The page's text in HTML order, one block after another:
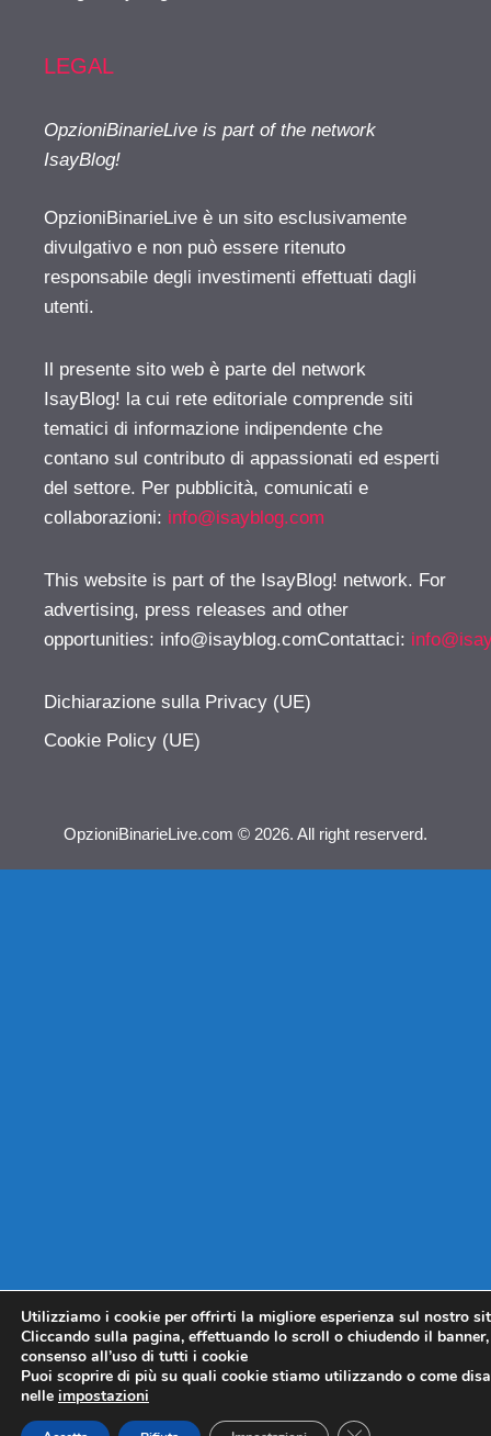
LEGAL
OpzioniBinarieLive is part of the network
IsayBlog!
OpzioniBinarieLive è un sito esclusivamente
divulgativo e non può essere ritenuto
responsabile degli investimenti effettuati dagli
utenti.
Il presente sito web è parte del network
IsayBlog! la cui rete editoriale comprende siti
tematici di informazione indipendente che
contano sul contributo di appassionati ed esperti
del settore. Per pubblicità, comunicati e
collaborazioni: info@isayblog.com
This website is part of the IsayBlog! network. For
advertising, press releases and other
opportunities: info@isayblog.comContattaci:
Dichiarazione sulla Privacy (UE)
Cookie Policy (UE)
OpzioniBinarieLive.com © 2026. All right reserverd.
Utilizziamo i cookie per offrirti la migliore esperienza sul nostro
Cliccando sulla pagina, effettuando lo scroll o chiudendo il
consenso all’uso di tutti i cookie
Puoi scoprire di più su quali cookie stiamo utilizzando o come
nelle impostazioni